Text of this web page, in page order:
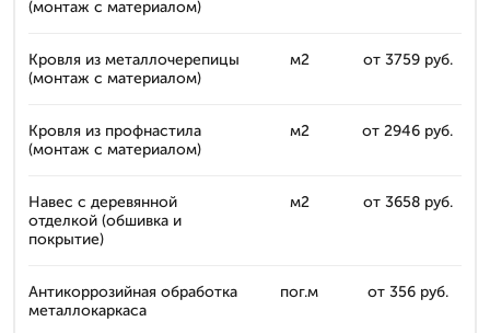
(монтаж с материалом)
Кровля из металлочерепицы
(монтаж с материалом)
м2 от 3759 руб.
Кровля из профнастила
(монтаж с материалом)
м2 от 2946 руб.
Навес с деревянной
отделкой (обшивка и
покрытие)
м2 от 3658 руб.
Антикоррозийная обработка
металлокаркаса
пог.м от 356 руб.